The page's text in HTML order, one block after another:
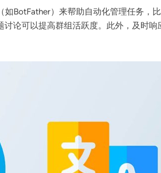
如BotFather）来帮助自动化管理任务，
讨论可以提高群组活跃度。此外，及时